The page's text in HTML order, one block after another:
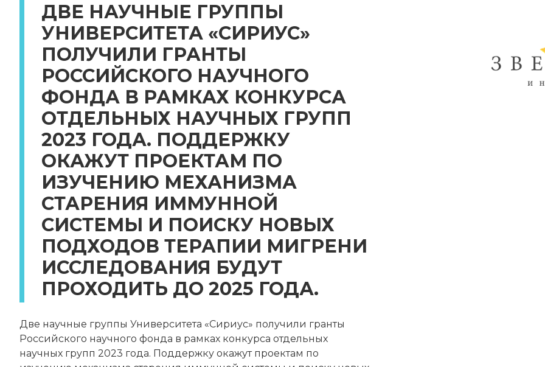
ДВЕ НАУЧНЫЕ ГРУППЫ
УНИВЕРСИТЕТА «СИРИУС»
ПОЛУЧИЛИ ГРАНТЫ
РОССИЙСКОГО НАУЧНОГО
ФОНДА В РАМКАХ КОНКУРСА
ОТДЕЛЬНЫХ НАУЧНЫХ ГРУПП
2023 ГОДА. ПОДДЕРЖКУ
ОКАЖУТ ПРОЕКТАМ ПО
ИЗУЧЕНИЮ МЕХАНИЗМА
СТАРЕНИЯ ИММУННОЙ
СИСТЕМЫ И ПОИСКУ НОВЫХ
ПОДХОДОВ ТЕРАПИИ МИГРЕНИ
ИССЛЕДОВАНИЯ БУДУТ
ПРОХОДИТЬ ДО 2025 ГОДА.
Две научные группы Университета «Сириус» получили гранты
Российского научного фонда в рамках конкурса отдельных
научных групп 2023 года. Поддержку окажут проектам по